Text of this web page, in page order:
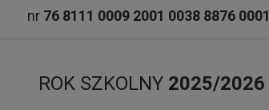
nr 76 8111 0009 2001 0038 8876 0001
ROK SZKOLNY 2025/2026